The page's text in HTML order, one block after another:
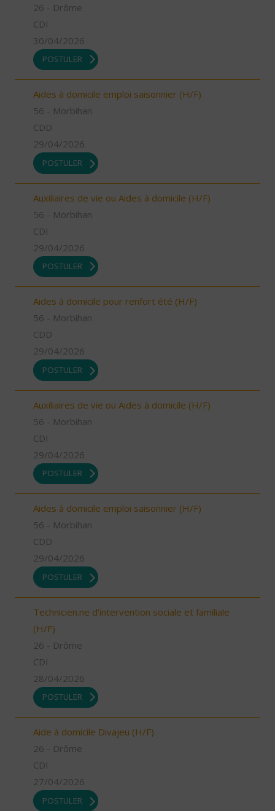
26 - Drôme
CDI
30/04/2026
POSTULER
Aides à domicile emploi saisonnier (H/F)
56 - Morbihan
CDD
29/04/2026
POSTULER
Auxiliaires de vie ou Aides à domicile (H/F)
56 - Morbihan
CDI
29/04/2026
POSTULER
Aides à domicile pour renfort été (H/F)
56 - Morbihan
CDD
29/04/2026
POSTULER
Auxiliaires de vie ou Aides à domicile (H/F)
56 - Morbihan
CDI
29/04/2026
POSTULER
Aides à domicile emploi saisonnier (H/F)
56 - Morbihan
CDD
29/04/2026
POSTULER
Technicien.ne d'intervention sociale et familiale
(H/F)
26 - Drôme
CDI
28/04/2026
POSTULER
Aide à domicile Divajeu (H/F)
26 - Drôme
CDI
27/04/2026
POSTULER